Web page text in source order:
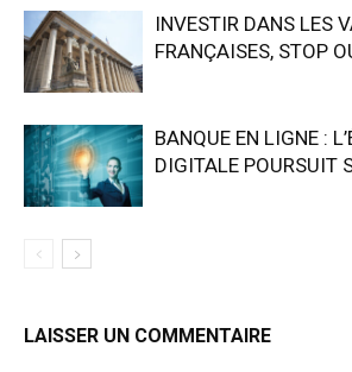
INVESTIR DANS LES
FRANÇAISES, STOP
BANQUE EN LIGNE :
DIGITALE POURSUIT
LAISSER UN COMMENTAIRE